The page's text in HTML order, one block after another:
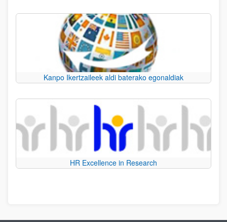
Kanpo Ikertzaileek aldi baterako egonaldiak
HR Excellence in Research